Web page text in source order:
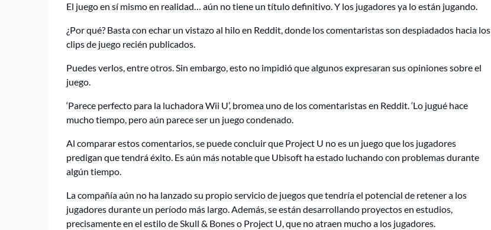
El juego en sí mismo en realidad… aún no tiene un título definitivo. Y los jugadores ya lo están jugando.
¿Por qué? Basta con echar un vistazo al hilo en Reddit, donde los comentaristas son despiadados hacia los
clips de juego recién publicados.
Puedes verlos, entre otros. Sin embargo, esto no impidió que algunos expresaran sus opiniones sobre el
juego.
‘Parece perfecto para la luchadora Wii U’, bromea uno de los comentaristas en Reddit. ‘Lo jugué hace
mucho tiempo, pero aún parece ser un juego condenado.
Al comparar estos comentarios, se puede concluir que Project U no es un juego que los jugadores
predigan que tendrá éxito. Es aún más notable que Ubisoft ha estado luchando con problemas durante
algún tiempo.
La compañía aún no ha lanzado su propio servicio de juegos que tendría el potencial de retener a los
jugadores durante un período más largo. Además, se están desarrollando proyectos en estudios,
precisamente en el estilo de Skull & Bones o Project U, que no atraen mucho a los jugadores.